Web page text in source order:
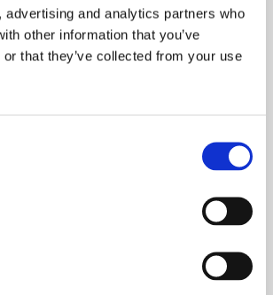
advertising and analytics partners who
other information that you’ve
that they’ve collected from your use
GREEN
SUITE